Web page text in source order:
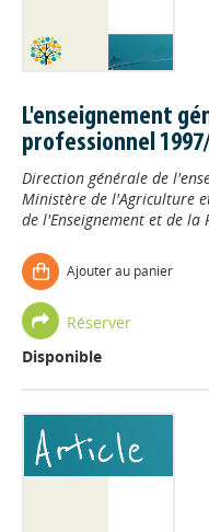
L'enseignement
professionnel
Direction générale de
Ministère de l'Agriculture
de l'Enseignement et de la
Ajouter au panier
Réserver
Disponible